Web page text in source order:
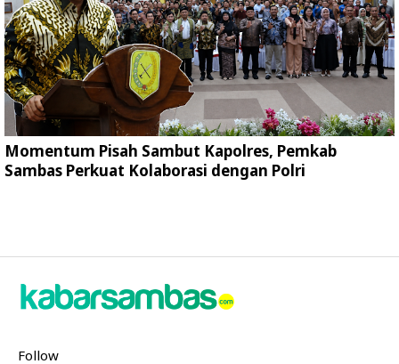
Momentum Pisah Sambut Kapolres, Pemkab
Sambas Perkuat Kolaborasi dengan Polri
Follow